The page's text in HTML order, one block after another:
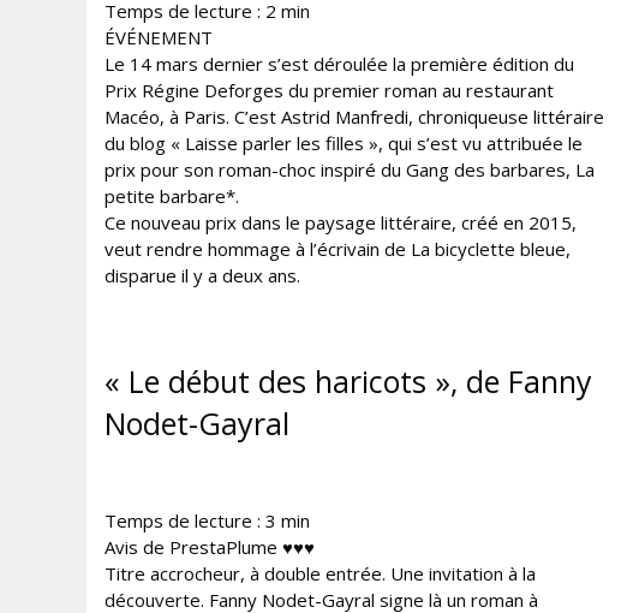
Temps de lecture : 2 min
ÉVÉNEMENT
Le 14 mars dernier s’est déroulée la première édition du
Prix Régine Deforges du premier roman au restaurant
Macéo, à Paris. C’est Astrid Manfredi, chroniqueuse littéraire
du blog « Laisse parler les filles », qui s’est vu attribuée le
prix pour son roman-choc inspiré du Gang des barbares, La
petite barbare*.
Ce nouveau prix dans le paysage littéraire, créé en 2015,
veut rendre hommage à l’écrivain de La bicyclette bleue,
disparue il y a deux ans.
« Le début des haricots », de Fanny
Nodet-Gayral
Temps de lecture : 3 min
Avis de PrestaPlume ♥♥♥
Titre accrocheur, à double entrée. Une invitation à la
découverte. Fanny Nodet-Gayral signe là un roman à